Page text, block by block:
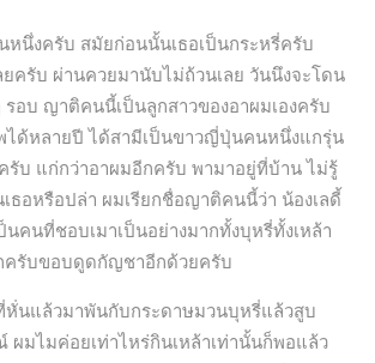
นึ่งครับ สมัยก่อนนั้นเธอเป็นกระหรี่ครับ
ครับ ผ่านควยมานับไม่ถ้วนเลย วันนึงจะโดน
รอบ ญาติคนนี้เป็นลูกสาวของอาผมเองครับ
ได้หลายปี ได้สามีเป็นขาวญี่ปุ่นคนหนึ่งแกรุ่น
รับ แก่กว่าอาผมอีกครับ พามาอยู่ที่บ้าน ไม่รู้
ธอหรือปล่า ผมเรียกชื่อญาติคนนี้ว่า น้องเลดี้
นคนที่ชอบเมาเป็นอย่างมากทั้งบุหรี่ทั้งเหล้า
ครับขอบดูดกัญชาอีกด้วยครับ
หั่นแล้วมาพันกับกระดาษมวนบุหรี่แล้วสูบ
ผมไมค่อยเท่าไหร่กินเหล้าเท่านั้นก็พอแล้ว